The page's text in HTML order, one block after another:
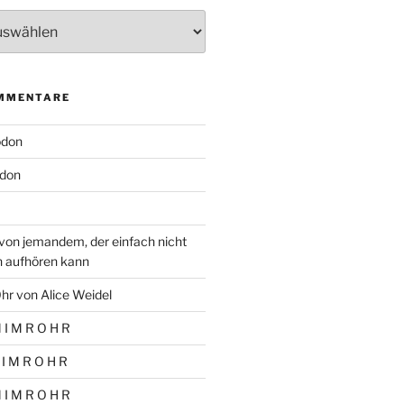
jemandem, der einfach nicht
aufhören kann
von Alice Weidel
I M R O H R
M R O H R
I M R O H R